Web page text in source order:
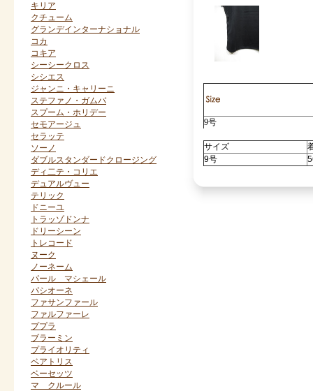
キリア
クチューム
グランデインターナショナル
コカ
コキア
シーシークロス
シシエス
ジャンニ・キャリーニ
ステファノ・ガムバ
スプーム・ホリデー
セモアージュ
セラッテ
ソーノ
ダブルスタンダードクロージング
ディ二テ・コリエ
デュアルヴュー
テリック
ドニーユ
トラッゾドンナ
ドリーシーン
トレコード
ヌーク
ノーネーム
パール マシェール
パシオーネ
ファサンファール
ファルファーレ
ププラ
ブラーミン
プライオリティ
ベアトリス
ベーセッツ
マ クルール
9号
サイズ
9号